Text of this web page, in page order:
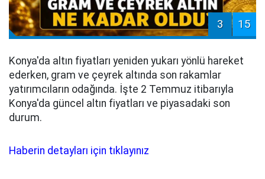
3 15
Konya'da altın fiyatları yeniden yukarı yönlü hareket
ederken, gram ve çeyrek altında son rakamlar
yatırımcıların odağında. İşte 2 Temmuz itibarıyla
Konya'da güncel altın fiyatları ve piyasadaki son
durum.
Haberin detayları için tıklayınız